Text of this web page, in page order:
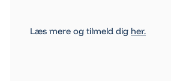
Læs mere og tilmeld dig her.